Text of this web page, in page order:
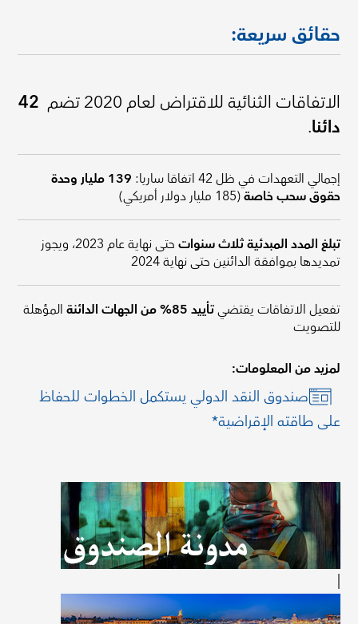
حقائق سريعة:
الاتفاقات الثنائية للاقتراض لعام 2020 تضم
42
دائنا.
إجمالي التعهدات في ظل 42 اتفاقا ساريا: 139 مليار وحدة
حقوق سحب خاصة(185 مليار دولار أمريكي)
تبلغ المدد المبدئية ثلاث سنوات حتى نهاية عام 2023، ويجوز
تمديدها بموافقة الدائنين حتى نهاية 2024
تفعيل الاتفاقات يقتضيتأييد 85% من الجهات الدائنة المؤهلة
للتصويت
لمزيد من المعلومات:
صندوق النقد الدولي يستكمل الخطوات للحفاظ
على طاقته الإقراضية*
|